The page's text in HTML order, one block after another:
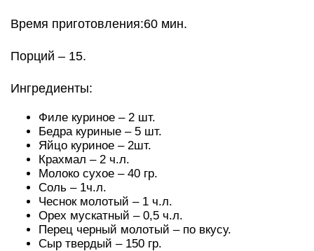
Время приготовления:60 мин.
Порций – 15.
Ингредиенты:
Филе куриное – 2 шт.
Бедра куриные – 5 шт.
Яйцо куриное – 2шт.
Крахмал – 2 ч.л.
Молоко сухое – 40 гр.
Соль – 1ч.л.
Чеснок молотый – 1 ч.л.
Орех мускатный – 0,5 ч.л.
Перец черный молотый – по вкусу.
Сыр твердый – 150 гр.